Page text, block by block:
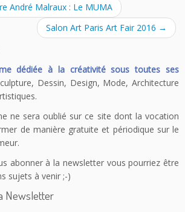
André Malraux : Le MUMA
Salon Art Paris Art Fair 2016 →
dédiée à la créativité sous toutes ses
Dessin, Design, Mode, Architecture
ne sera oublié sur ce site dont la vocation
de manière gratuite et périodique sur le
abonner à la newsletter vous pourriez être
sujets à venir ;-)
Newsletter